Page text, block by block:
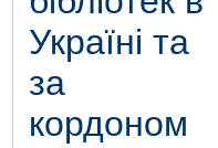
Україні та
за
кордоном